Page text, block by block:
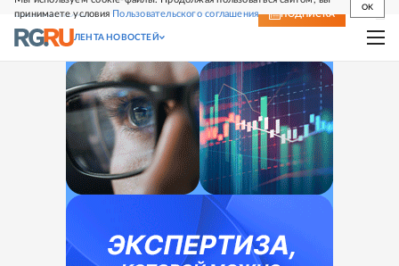
принимаете условия Пользовательского соглашения
OK
СВЕЖИЙ НОМЕР ПОДПИСКА
ЛЕНТА НОВОСТЕЙ